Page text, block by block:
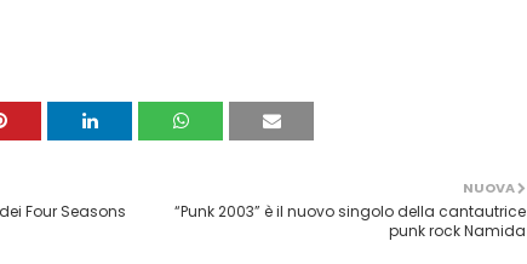
NUOVA
“Punk 2003” è il nuovo singolo della cantautrice
punk rock Namida
Four Seasons